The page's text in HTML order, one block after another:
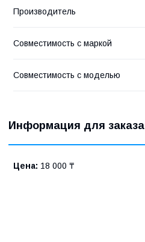
Производитель
Совместимость с маркой
Совместимость с моделью
Информация для заказа
Цена: 18 000 ₸